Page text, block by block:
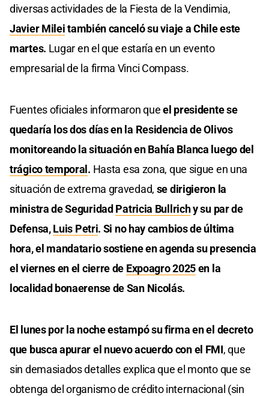
diversas actividades de la Fiesta de la Vendimia,
Javier Mileitambién canceló su viaje a Chile este
martes. Lugar en el que estaría en un evento
empresarial de la firma Vinci Compass.
Fuentes oficiales informaron queel presidente se
quedaría los dos días en la Residencia de Olivos
monitoreando la situación en Bahía Blanca luego del
trágico temporal. Hasta esa zona, que sigue en una
situación de extrema gravedad, se dirigieron la
ministra de SeguridadPatricia Bullrichy su par de
Defensa,Luis Petri. Si no hay cambios de última
hora, el mandatario sostiene en agenda su presencia
el viernes en el cierre de Expoagro 2025en la
localidad bonaerense de San Nicolás.
El lunes por la noche estampó su firma en el decreto
que busca apurar el nuevo acuerdo con el FMI, que
sin demasiados detalles explica que el monto que se
obtenga del organismo de crédito internacional (sin